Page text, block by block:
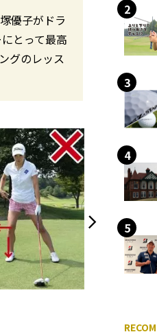
優子がドラ
とって最高
グのレッス